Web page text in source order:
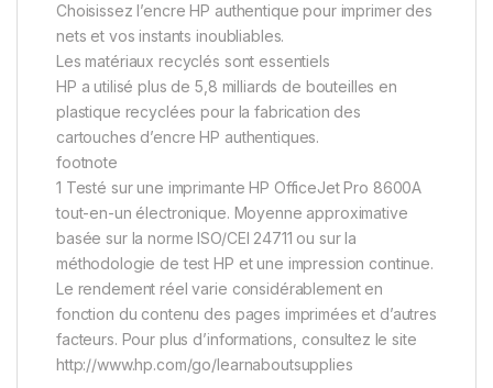
Choisissez l’encre HP authentique pour imprimer des
nets et vos instants inoubliables.
Les matériaux recyclés sont essentiels
HP a utilisé plus de 5,8 milliards de bouteilles en
plastique recyclées pour la fabrication des
cartouches d’encre HP authentiques.
footnote
1 Testé sur une imprimante HP OfficeJet Pro 8600A
tout-en-un électronique. Moyenne approximative
basée sur la norme ISO/CEI 24711 ou sur la
méthodologie de test HP et une impression continue.
Le rendement réel varie considérablement en
fonction du contenu des pages imprimées et d’autres
facteurs. Pour plus d’informations, consultez le site
http://www.hp.com/go/learnaboutsupplies